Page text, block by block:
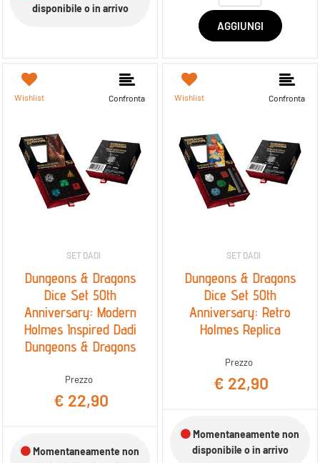
disponibile o in arrivo
AGGIUNGI
Wishlist Confronta
SET DADI
Dungeons & Dragons
Dice Set 50th
Anniversary: Modern
Holmes Inspired Dadi
Dungeons & Dragons
Prezzo
€ 22,90
Momentaneamente non
Wishlist Confronta
SET DADI
Dungeons & Dragons
Dice Set 50th
Anniversary: Retro
Holmes Replica
Prezzo
€ 22,90
Momentaneamente non
disponibile o in arrivo